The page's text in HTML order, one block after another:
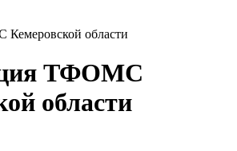
области
ТФОМС
области